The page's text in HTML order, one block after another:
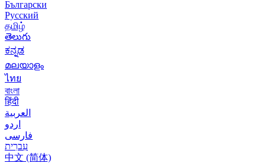
Български
Русский
தமிழ்
తెలుగు
ಕನ್ನಡ
മലയാളം
ไทย
বাংলা
हिंदी
العربية
اردو
فارسی
עִברִית
中文 (简体)